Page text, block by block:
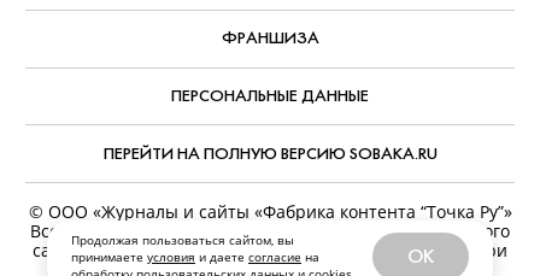
Продолжая пользоваться сайтом, вы
принимаете условия и даете согласие на
OK
ФРАНШИЗА
ПЕРСОНАЛЬНЫЕ ДАННЫЕ
ПЕРЕЙТИ НА ПОЛНУЮ ВЕРСИЮ SOBAKA.RU
© ООО «Журналы и сайты «Фабрика контента “Точка Ру”»
Все права защищены. Перепечатка материалов данного
сайта возможна только с письменного разрешения. При
цитировании ссылка на www.sobaka.ru обязательна.